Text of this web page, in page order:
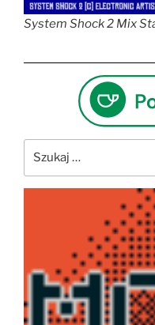
System Shock 2 Mix